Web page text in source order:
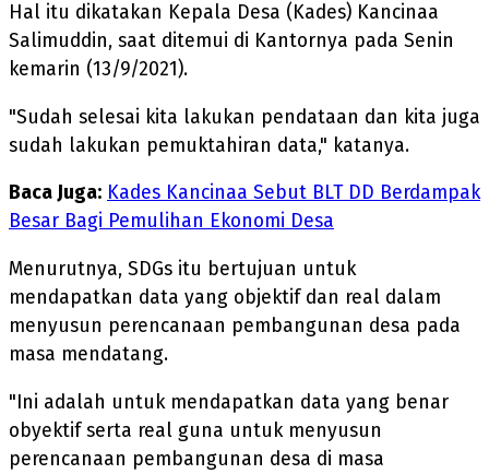
Hal itu dikatakan Kepala Desa (Kades) Kancinaa
Salimuddin, saat ditemui di Kantornya pada Senin
kemarin (13/9/2021).
"Sudah selesai kita lakukan pendataan dan kita juga
sudah lakukan pemuktahiran data," katanya.
Baca Juga: Kades Kancinaa Sebut BLT DD Berdampak
Besar Bagi Pemulihan Ekonomi Desa
Menurutnya, SDGs itu bertujuan untuk
mendapatkan data yang objektif dan real dalam
menyusun perencanaan pembangunan desa pada
masa mendatang.
"Ini adalah untuk mendapatkan data yang benar
obyektif serta real guna untuk menyusun
perencanaan pembangunan desa di masa